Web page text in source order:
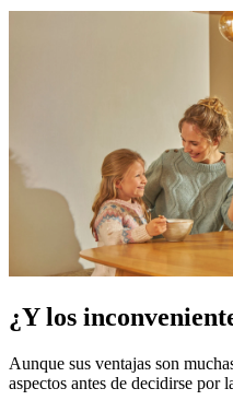
¿Y los
Aunque sus ventajas son
aspectos antes de decidirse por